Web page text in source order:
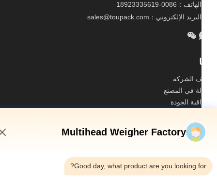
الهاتف：0086-18923335619
البريد الإلكتروني：sales@toupack.com
الشركة
في المصنع
الجودة
Multihead Weigher Factory
Good day, what product are you looking